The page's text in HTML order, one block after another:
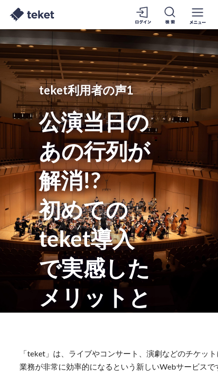
teket利用者の声1
公演当日の
あの行列が
解消!?
初めての
teket導入
で実感した
メリットと
ユニコーン・シンフ
「teket」は、ライブやコンサート、演劇などのチケッ
業務が非常に効率的になるという新しいWebサービスで